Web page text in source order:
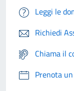
Leggi le
Richiedi
Chiama il
Prenota